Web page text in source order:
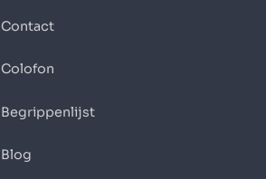
Contact
Colofon
Begrippenlijst
Blog